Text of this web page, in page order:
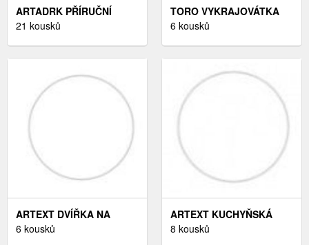
ARTADRK PŘÍRUČNÍ
STOLEK MILAN | BÍLÉ
21 kousků
TORO VYKRAJOVÁTKA
NA CUKROVÍ - PERNÍČEK,
6 kousků
ARTEXT DVÍŘKA NA
MYČKU ZM / 60
6 kousků
ARTEXT KUCHYŇSKÁ
SKŘÍŇKA HORNÍ VYSOKÁ
8 kousků